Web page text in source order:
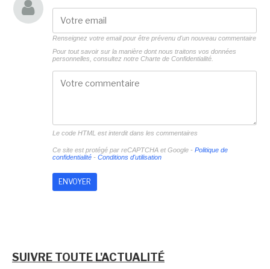
Renseignez votre email pour être prévenu d'un nouveau commentaire
Pour tout savoir sur la manière dont nous traitons vos données
personnelles, consultez notre Charte de Confidentialité.
Le code HTML est interdit dans les commentaires
Ce site est protégé par reCAPTCHA et Google - Politique de
confidentialité- Conditions d'utilisation
SUIVRE TOUTE L'ACTUALITÉ